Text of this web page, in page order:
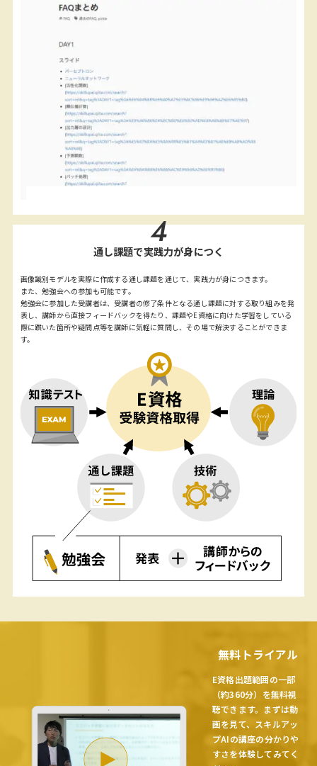
4
通し課題で実践力が身につく
画像識別モデルを実際に作成する通し課題を通じて、実践力が身につきます。
また、勉強会への参加も可能です。
勉強会に参加した受講者は、受講者の修了条件となる通し課題に対する取り組みを発
表し、講師から直接フィードバックを得たり、課題やE資格に向けた学習をしている
際に躓いた箇所や疑問点等を講師に気軽に質問し、その場で解決することができま
す。
無料トライアル
E資格出題範囲の一部
（約360分）を無料視
聴できます。まずは動
画を見て、スキルアッ
プAIの講座の分かりや
すさを体験してみてく